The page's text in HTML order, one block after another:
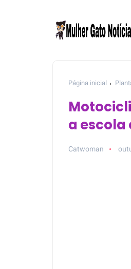
Página inicial
a escola
Catwoman